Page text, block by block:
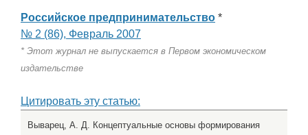
Российское предпринимательство *
№ 2 (86), Февраль 2007
* Этот журнал не выпускается в Первом экономическом
издательстве
Цитировать эту статью:
Выварец, А. Д. Концептуальные основы формирования